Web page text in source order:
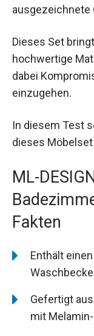
ausgezeichnete
Dieses Set
hochwertige
dabei
einzugehen.
In diesem Test
dieses
ML-
Fakten
Enthält
Gefertigt
mit